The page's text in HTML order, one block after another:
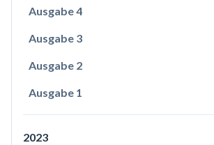
Ausgabe 4
Ausgabe 3
Ausgabe 2
Ausgabe 1
2023